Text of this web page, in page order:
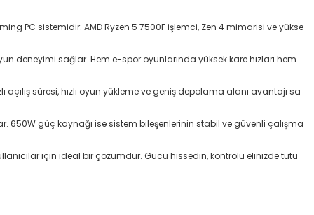
PC sistemidir. AMD Ryzen 5 7500F işlemci, Zen 4 mimarisi ve yükse
deneyimi sağlar. Hem e-spor oyunlarında yüksek kare hızları hem
açılış süresi, hızlı oyun yükleme ve geniş depolama alanı avantajı sa
650W güç kaynağı ise sistem bileşenlerinin stabil ve güvenli çalışma
için ideal bir çözümdür. Gücü hissedin, kontrolü elinizde tutu